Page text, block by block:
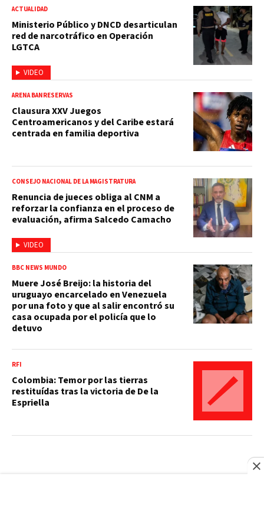
VIDEO
ACTUALIDAD
Ministerio Público y DNCD desarticulan
red de narcotráfico en Operación
LGTCA
ARENA BANRESERVAS
Clausura XXV Juegos
Centroamericanos y del Caribe estará
centrada en familia deportiva
VIDEO
CONSEJO NACIONAL DE LA MAGISTRATURA
Renuncia de jueces obliga al CNM a
reforzar la confianza en el proceso de
evaluación, afirma Salcedo Camacho
BBC NEWS MUNDO
Muere José Breijo: la historia del
uruguayo encarcelado en Venezuela
por una foto y que al salir encontró su
casa ocupada por el policía que lo
detuvo
RFI
Colombia: Temor por las tierras
restituídas tras la victoria de De la
Espriella